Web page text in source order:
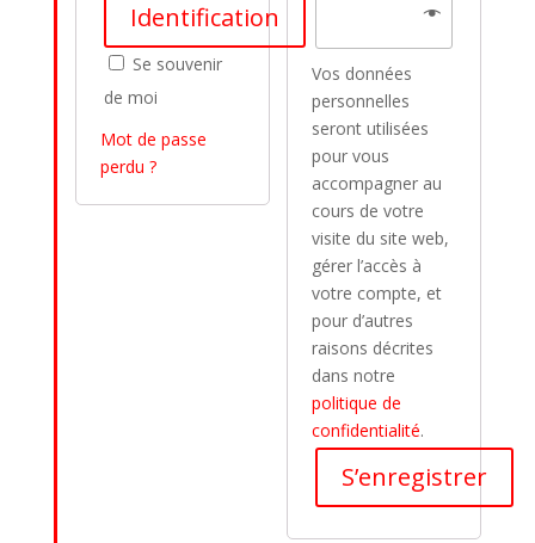
Identification
Se souvenir
de moi
Mot de passe
perdu ?
Vos données
personnelles
seront utilisées
pour vous
accompagner au
cours de votre
visite du site web,
gérer l’accès à
votre compte, et
pour d’autres
raisons décrites
dans notre
politique de
confidentialité.
S’enregistrer